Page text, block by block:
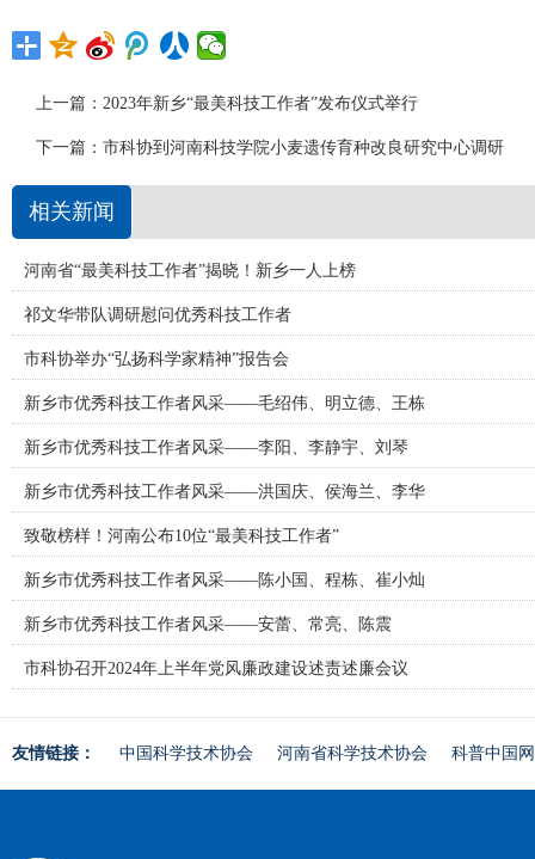
上一篇： 2023年新乡“最美科技工作者”发布仪式举行
下一篇： 市科协到河南科技学院小麦遗传育种改良研究中心调研
相关新闻
河南省“最美科技工作者”揭晓！新乡一人上榜
祁文华带队调研慰问优秀科技工作者
市科协举办“弘扬科学家精神”报告会
新乡市优秀科技工作者风采——毛绍伟、明立德、王栋
新乡市优秀科技工作者风采——李阳、李静宇、刘琴
新乡市优秀科技工作者风采——洪国庆、侯海兰、李华
致敬榜样！河南公布10位“最美科技工作者”
新乡市优秀科技工作者风采——陈小国、程栋、崔小灿
新乡市优秀科技工作者风采——安蕾、常亮、陈震
市科协召开2024年上半年党风廉政建设述责述廉会议
友情链接： 中国科学技术协会 河南省科学技术协会 科普中国网